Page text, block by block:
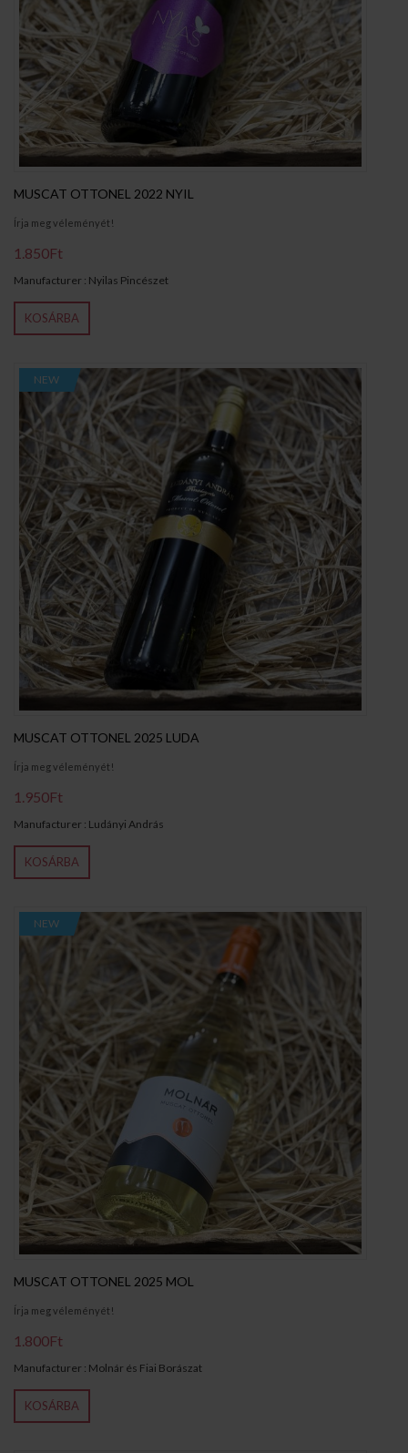
MUSCAT OTTONEL 2022 NYIL
Írja meg véleményét!
1.850Ft
Manufacturer : Nyilas Pincészet
KOSÁRBA
NEW
MUSCAT OTTONEL 2025 LUDA
Írja meg véleményét!
1.950Ft
Manufacturer : Ludányi András
KOSÁRBA
NEW
MUSCAT OTTONEL 2025 MOL
Írja meg véleményét!
1.800Ft
Manufacturer : Molnár és Fiai Borászat
KOSÁRBA